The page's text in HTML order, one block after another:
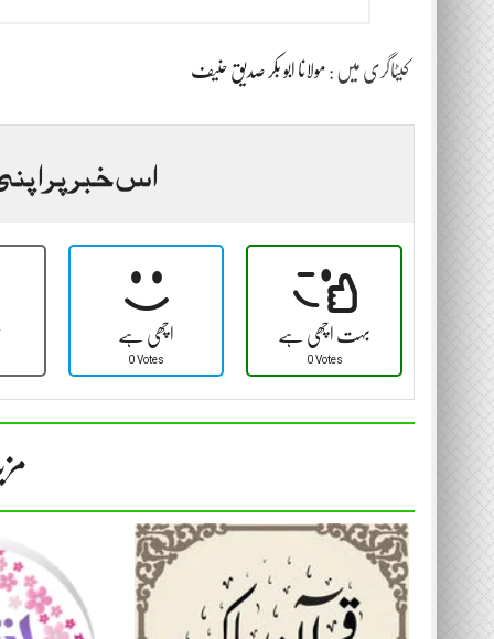
کیٹاگری میں : مولانا ابو بکر صدیق حنیف
اس خبر پر
اچھی ہے
0 Votes
بہت اچھی ہے
0 Votes